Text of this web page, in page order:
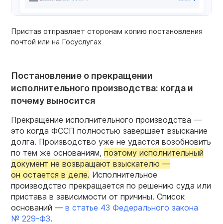
Пристав отправляет сторонам копию постановления
почтой или на Госуслугах
Постановление о прекращении
исполнительного производства: когда и
почему выносится
Прекращение исполнительного производства —
это когда ФССП полностью завершает взыскание
долга. Производство уже не удастся возобновить
по тем же основаниям, поэтому исполнительный
документ не возвращают взыскателю —
он остается в деле. Исполнительное
производство прекращается по решению суда или
пристава в зависимости от причины. Список
оснований — в статье 43 Федерального закона
№ 229-ФЗ.